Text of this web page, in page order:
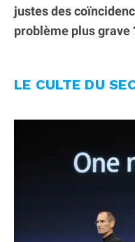
justes des
problème plus grave
LE CULTE DU